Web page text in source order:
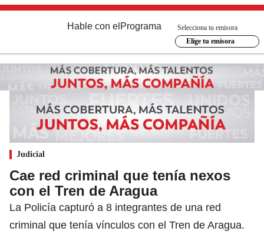
Hable con el Programa
Selecciona tu emisora
Elige tu emisora
Judicial
Cae red criminal que tenía nexos
con el Tren de Aragua
La Policía capturó a 8 integrantes de una red
criminal que tenía vínculos con el Tren de Aragua.